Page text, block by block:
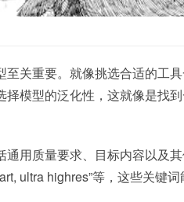
关重要。就像挑选合适的工
模型的泛化性，这就像是找
用质量要求、目标内容以及
ultra highres”等，这些关键